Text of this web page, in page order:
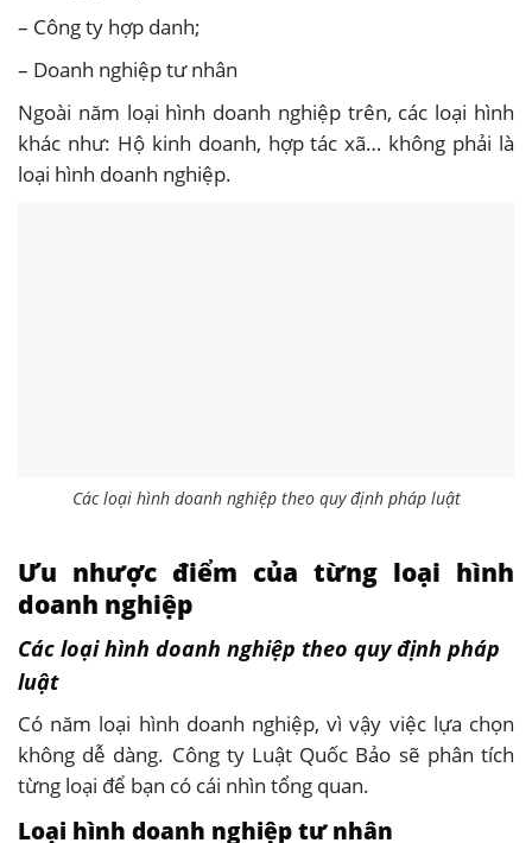
– Công ty hợp danh;
– Doanh nghiệp tư nhân
Ngoài năm loại hình doanh nghiệp trên, các loại hình
khác như: Hộ kinh doanh, hợp tác xã… không phải là
loại hình doanh nghiệp.
Các loại hình doanh nghiệp theo quy định pháp luật
Ưu nhược điểm của từng loại hình
doanh nghiệp
Các loại hình doanh nghiệp theo quy định pháp
luật
Có năm loại hình doanh nghiệp, vì vậy việc lựa chọn
không dễ dàng. Công ty Luật Quốc Bảo sẽ phân tích
từng loại để bạn có cái nhìn tổng quan.
Loại hình doanh nghiệp tư nhân